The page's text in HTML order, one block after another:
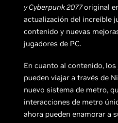
y Cyberpunk 2077original
actualización del increíble
contenido y nuevas
jugadores de PC.
En cuanto al contenido,
pueden viajar a través de
nuevo sistema de metro,
interacciones de metro
ahora pueden enamorar a